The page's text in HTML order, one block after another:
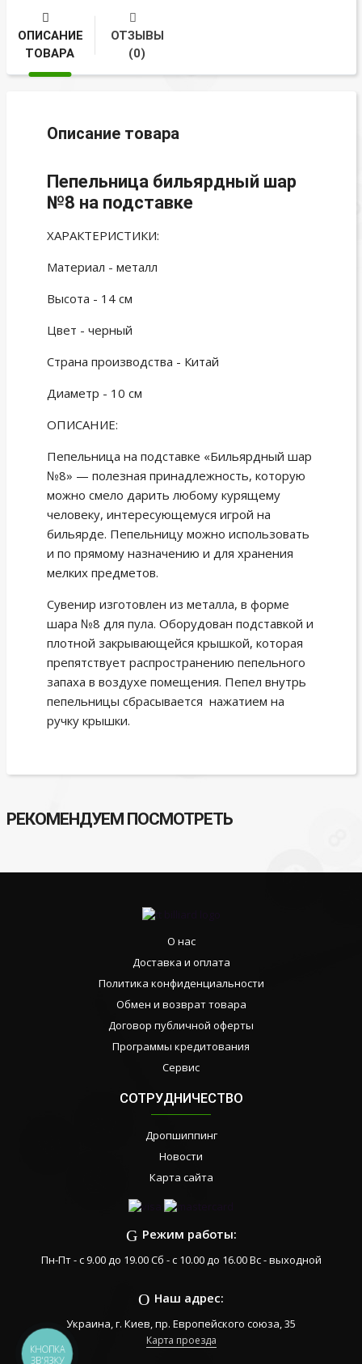
ОПИСАНИЕ
ТОВАРА
ОТЗЫВЫ
(0)
Описание товара
Пепельница бильярдный шар
№8 на подставке
ХАРАКТЕРИСТИКИ:
Материал - металл
Высота - 14 см
Цвет - черный
Страна производства - Китай
Диаметр - 10 см
ОПИСАНИЕ:
Пепельница на подставке «Бильярдный шар
№8» — полезная принадлежность, которую
можно смело дарить любому курящему
человеку, интересующемуся игрой на
бильярде. Пепельницу можно использовать
и по прямому назначению и для хранения
мелких предметов.
Сувенир изготовлен из металла, в форме
шара №8 для пула. Оборудован подставкой и
плотной закрывающейся крышкой, которая
препятствует распространению пепельного
запаха в воздухе помещения. Пепел внутрь
пепельницы сбрасывается нажатием на
ручку крышки.
РЕКОМЕНДУЕМ ПОСМОТРЕТЬ
О нас
Доставка и оплата
Политика конфиденциальности
Обмен и возврат товара
Договор публичной оферты
Программы кредитования
Сервис
СОТРУДНИЧЕСТВО
Дропшиппинг
Новости
Карта сайта
Режим работы:
Пн-Пт - с 9.00 до 19.00 Сб - с 10.00 до 16.00 Вс - выходной
Наш адрес:
Украина, г. Киев, пр. Европейского союза, 35
Карта проезда
КНОПКА
ЗВ'ЯЗКУ